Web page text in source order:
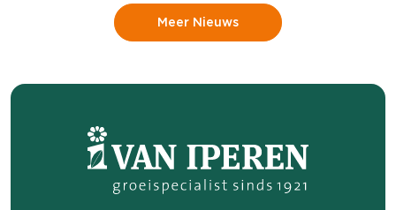
vragen daarnaast om een optimale voeding.
Daarvoor zullen middelen beschikbaar
het gebruik ervan zo laag mogelijk wordt
Meer Nieuws